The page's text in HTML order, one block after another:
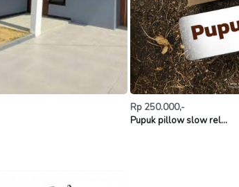
Rp 250.000,-
Pupuk pillow slow rel...